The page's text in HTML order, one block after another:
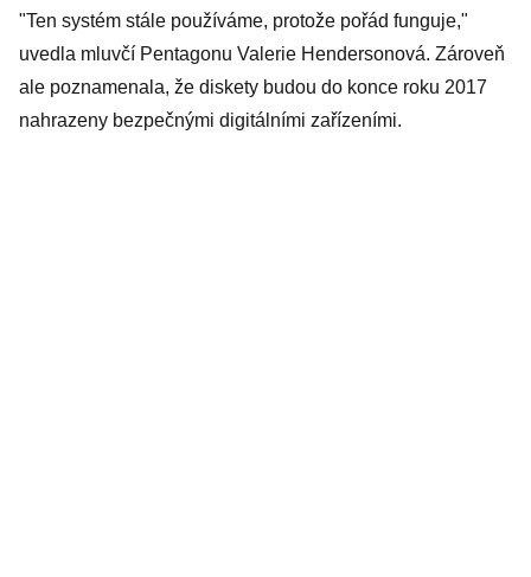
"Ten systém stále používáme, protože pořád funguje,"
uvedla mluvčí Pentagonu Valerie Hendersonová. Zároveň
ale poznamenala, že diskety budou do konce roku 2017
nahrazeny bezpečnými digitálními zařízeními.